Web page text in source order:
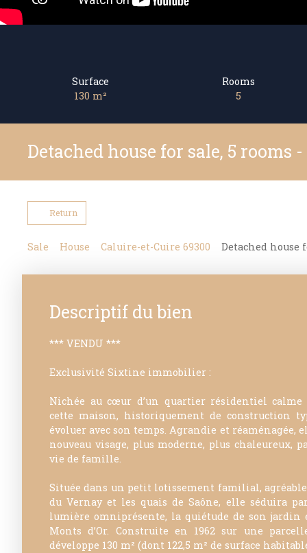
Surface
130 m²
Rooms
5
Detached house for sale, 5 rooms
Return
Sale House Caluire-et-Cuire 69300 Detached house
Descriptif du bien
*** VENDU ***
Exclusivité Sixtine immobilier :
Nichée au cœur d’un quartier résidentiel calme
cette maison, historiquement de construction
évoluer avec son temps. Agrandie et réaménagée,
nouveau visage, plus moderne, plus chaleureux,
vie de famille.
Située dans un petit lotissement familial,
du Vernay et les quais de Saône, elle séduira
lumière omniprésente, la quiétude de son jardin
Monts d’Or. Construite en 1962 sur une
développe 130 m² (dont 122,5 m² de surface